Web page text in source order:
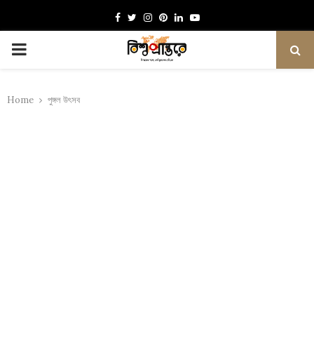
Facebook
TwitterInstagram
Pinterest
LinkedinYoutube
PRIMARY
Home পুঙ্গল উৎসব